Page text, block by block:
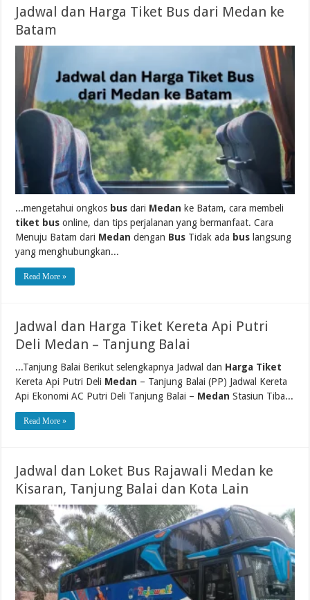
Jadwal dan Harga Tiket Bus dari Medan ke
Batam
...mengetahui ongkos bus dari Medan ke Batam, cara membeli
tiket bus online, dan tips perjalanan yang bermanfaat. Cara
Menuju Batam dari Medan dengan Bus Tidak ada bus langsung
yang menghubungkan...
Read More »
Jadwal dan Harga Tiket Kereta Api Putri
Deli Medan – Tanjung Balai
...Tanjung Balai Berikut selengkapnya Jadwal dan Harga Tiket
Kereta Api Putri Deli Medan – Tanjung Balai (PP) Jadwal Kereta
Api Ekonomi AC Putri Deli Tanjung Balai – Medan Stasiun Tiba...
Read More »
Jadwal dan Loket Bus Rajawali Medan ke
Kisaran, Tanjung Balai dan Kota Lain